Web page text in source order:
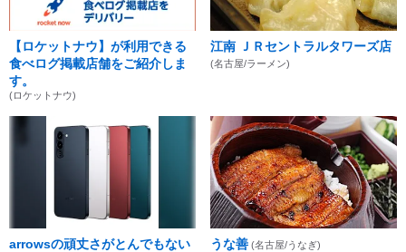
【ロケットナウ】が利用できる
食べログ掲載店舗をご紹介しま
す。
(ロケットナウ)
江南 ＪＲセントラルタワーズ店
(名古屋/ラーメン)
arrowsの頑丈さがとんでもない
うな善 (名古屋/うなぎ)